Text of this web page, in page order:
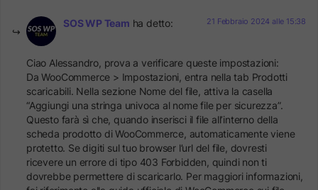
SOS WP Team ha detto: 21 Febbraio 2024 alle 15:38
Ciao Alessandro, prova a verificare queste impostazioni:
Da WooCommerce > Impostazioni, entra nella tab Prodotti
scaricabili. Nella sezione Nome del file, attiva la casella
“Aggiungi una stringa univoca al nome file per sicurezza”.
Questo farà sì che, quando inserisci il file all’interno della
scheda prodotto di WooCommerce, automaticamente viene
protetto. Se digiti sul tuo browser l’url del file, dovresti
ricevere un errore di tipo 403 Forbidden, quindi non ti
dovrebbe permettere di scaricarlo. Per maggiori informazioni,